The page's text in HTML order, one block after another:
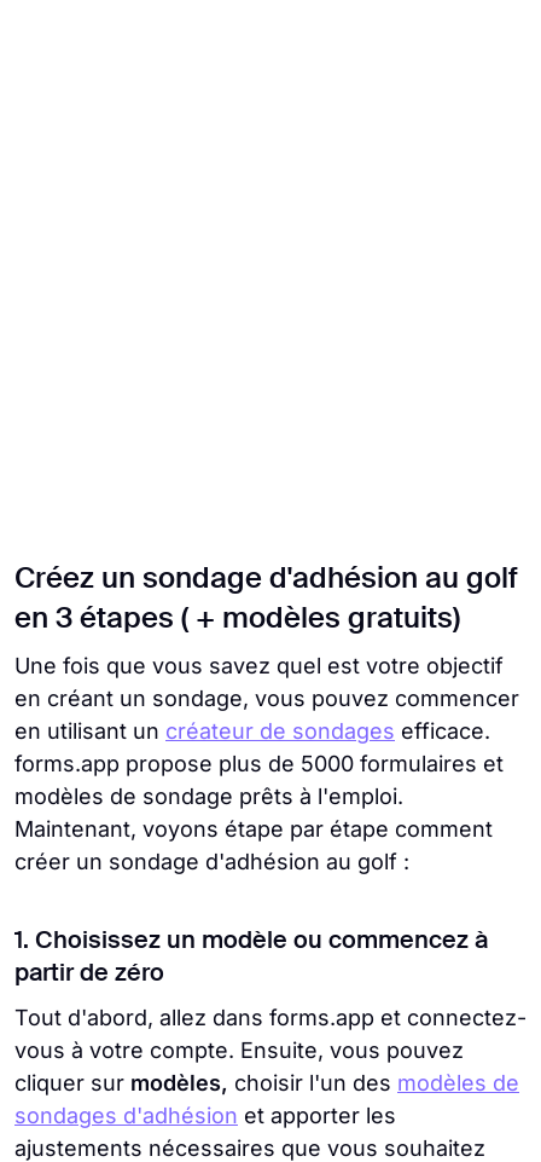
Créez un sondage d'adhésion au golf
en 3 étapes ( + modèles gratuits)
Une fois que vous savez quel est votre objectif
en créant un sondage, vous pouvez commencer
en utilisant un créateur de sondages efficace.
forms.app propose plus de 5000 formulaires et
modèles de sondage prêts à l'emploi.
Maintenant, voyons étape par étape comment
créer un sondage d'adhésion au golf :
1. Choisissez un modèle ou commencez à
partir de zéro
Tout d'abord, allez dans forms.app et connectez-
vous à votre compte. Ensuite, vous pouvez
cliquer sur modèles, choisir l'un des modèles de
sondages d'adhésion et apporter les
ajustements nécessaires que vous souhaitez